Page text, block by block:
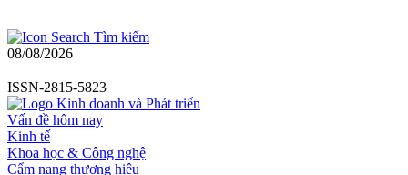
Tìm kiếm
08/08/2026
ISSN-2815-5823
Vấn đề hôm nay
Kinh tế
Khoa học & Công nghệ
Cẩm nang thương hiệu